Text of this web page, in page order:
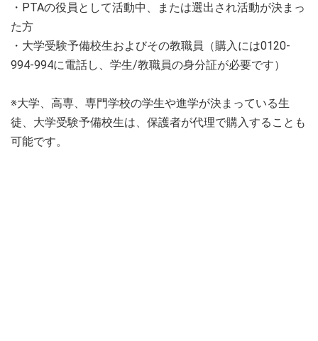
・PTAの役員として活動中、または選出され活動が決まっ
た方
・大学受験予備校生およびその教職員（購入には0120-
994-994に電話し、学生/教職員の身分証が必要です）
※大学、高専、専門学校の学生や進学が決まっている生
徒、大学受験予備校生は、保護者が代理で購入することも
可能です。